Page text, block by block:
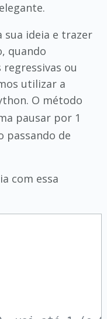
sua ideia e trazer
quando
ou
utilizar a
O método
pausar por 1
passando de
com essa